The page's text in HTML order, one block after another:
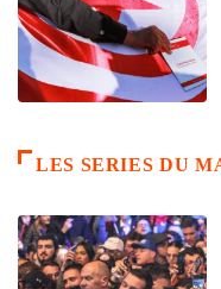
LES SERIES DU